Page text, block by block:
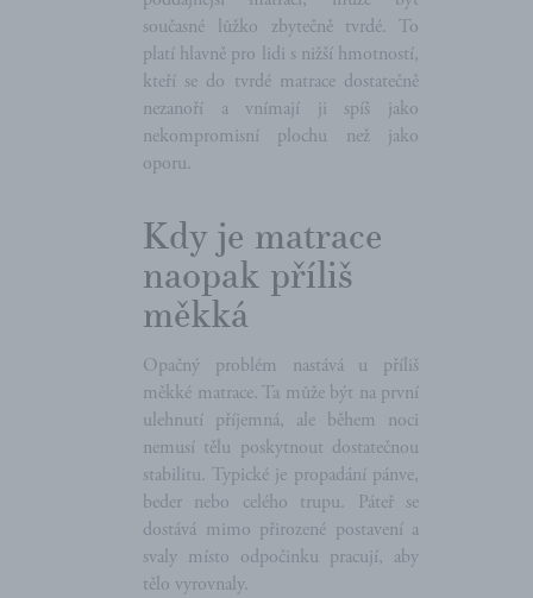
současné lůžko zbytečně tvrdé. To
platí hlavně pro lidi s nižší hmotností,
kteří se do tvrdé matrace dostatečně
nezanoří a vnímají ji spíš jako
nekompromisní plochu než jako
oporu.
Kdy je matrace
naopak příliš
měkká
Opačný problém nastává u příliš
měkké matrace. Ta může být na první
ulehnutí příjemná, ale během noci
nemusí tělu poskytnout dostatečnou
stabilitu. Typické je propadání pánve,
beder nebo celého trupu. Páteř se
dostává mimo přirozené postavení a
svaly místo odpočinku pracují, aby
tělo vyrovnaly.